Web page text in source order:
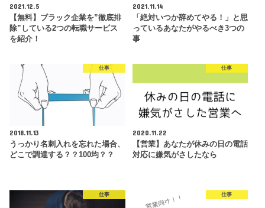
2021.12.5
【無料】ブラック企業を”徹底排
除”している2つの転職サービス
を紹介！
2021.11.14
「絶対いつか辞めてやる！」と思
っているあなたがやるべき3つの
事
仕事
2018.11.13
うっかり名刺入れを忘れた場合、
どこで調達する？？100均？？
仕事
2020.11.22
【営業】あなたが休みの日の電話
対応に嫌気がさしたなら
仕事 仕事